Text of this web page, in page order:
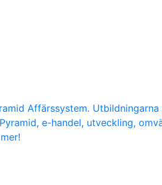
Affärssystem.
e-handel, utveckling,